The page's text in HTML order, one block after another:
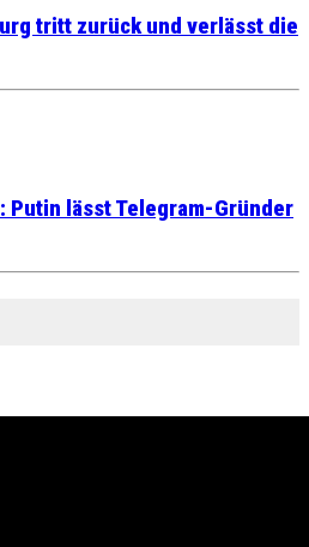
tritt zurück und verlässt die
Putin lässt Telegram-Gründer